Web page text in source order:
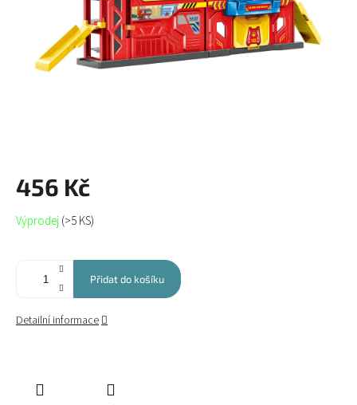
456 Kč
Měrná
cena:
Výprodej(>5 KS)
Přidat do košíku
Detailní informace